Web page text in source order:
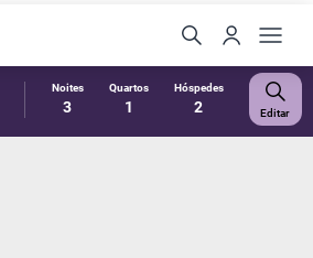
Noites
3
Quartos
1
Hóspedes
2 Editar